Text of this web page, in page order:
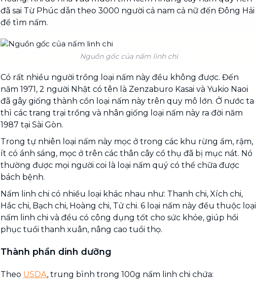
đã sai Từ Phúc dẫn theo 3000 người cả nam cả nữ đến Đông Hải
để tìm nấm.
Nguồn gốc của nấm linh chi
Có rất nhiều người trồng loại nấm này đều không được. Đến
năm 1971, 2 người Nhật có tên là Zenzaburo Kasai và Yukio Naoi
đã gây giống thành cồn loại nấm này trên quy mô lớn. Ở nước ta
thì các trang trại trồng và nhân giống loại nấm này ra đời năm
1987 tại Sài Gòn.
Trong tự nhiên loại nấm này mọc ở trong các khu rừng ẩm, rậm,
ít có ánh sáng, mọc ở trên các thân cây cổ thụ đã bị mục nát. Nó
thường được mọi người coi là loại nấm quý có thể chữa được
bách bệnh.
Nấm linh chi có nhiều loại khác nhau như: Thanh chi, Xích chi,
Hắc chi, Bạch chi, Hoàng chi, Tử chi. 6 loại nấm này đều thuộc loại
nấm linh chi và đều có công dụng tốt cho sức khỏe, giúp hồi
phục tuổi thanh xuân, nâng cao tuổi thọ.
Thành phần dinh dưỡng
Theo USDA, trung bình trong 100g nấm linh chi chứa: